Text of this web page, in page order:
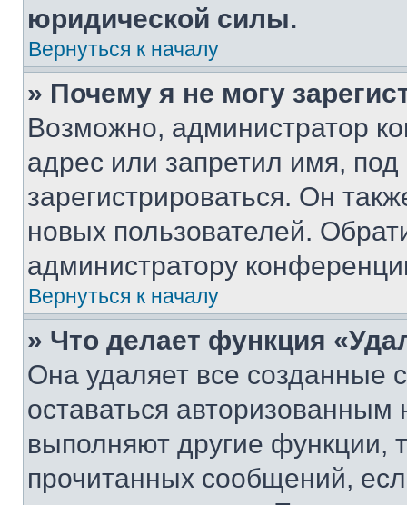
юридической силы.
Вернуться к началу
» Почему я не могу
Возможно, администратор
адрес или запретил имя,
зарегистрироваться. Он
новых пользователей.
администратору
Вернуться к началу
» Что делает функция
Она удаляет все созданные
оставаться
выполняют другие функции,
прочитанных сообщений,